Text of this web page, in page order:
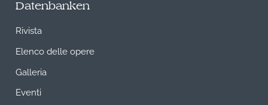
Datenbanken
Rivista
Elenco delle opere
Galleria
Eventi